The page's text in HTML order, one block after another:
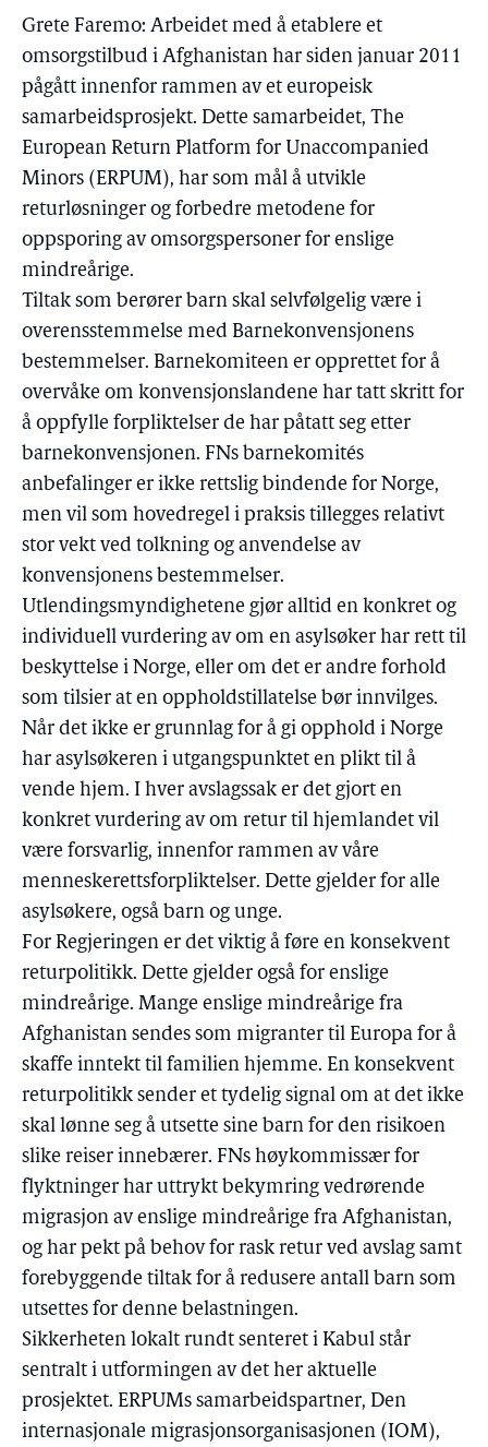
Grete Faremo: Arbeidet med å etablere et
omsorgstilbud i Afghanistan har siden januar 2011
pågått innenfor rammen av et europeisk
samarbeidsprosjekt. Dette samarbeidet, The
European Return Platform for Unaccompanied
Minors (ERPUM), har som mål å utvikle
returløsninger og forbedre metodene for
oppsporing av omsorgspersoner for enslige
mindreårige.
Tiltak som berører barn skal selvfølgelig være i
overensstemmelse med Barnekonvensjonens
bestemmelser. Barnekomiteen er opprettet for å
overvåke om konvensjonslandene har tatt skritt for
å oppfylle forpliktelser de har påtatt seg etter
barnekonvensjonen. FNs barnekomités
anbefalinger er ikke rettslig bindende for Norge,
men vil som hovedregel i praksis tillegges relativt
stor vekt ved tolkning og anvendelse av
konvensjonens bestemmelser.
Utlendingsmyndighetene gjør alltid en konkret og
individuell vurdering av om en asylsøker har rett til
beskyttelse i Norge, eller om det er andre forhold
som tilsier at en oppholdstillatelse bør innvilges.
Når det ikke er grunnlag for å gi opphold i Norge
har asylsøkeren i utgangspunktet en plikt til å
vende hjem. I hver avslagssak er det gjort en
konkret vurdering av om retur til hjemlandet vil
være forsvarlig, innenfor rammen av våre
menneskerettsforpliktelser. Dette gjelder for alle
asylsøkere, også barn og unge.
For Regjeringen er det viktig å føre en konsekvent
returpolitikk. Dette gjelder også for enslige
mindreårige. Mange enslige mindreårige fra
Afghanistan sendes som migranter til Europa for å
skaffe inntekt til familien hjemme. En konsekvent
returpolitikk sender et tydelig signal om at det ikke
skal lønne seg å utsette sine barn for den risikoen
slike reiser innebærer. FNs høykommissær for
flyktninger har uttrykt bekymring vedrørende
migrasjon av enslige mindreårige fra Afghanistan,
og har pekt på behov for rask retur ved avslag samt
forebyggende tiltak for å redusere antall barn som
utsettes for denne belastningen.
Sikkerheten lokalt rundt senteret i Kabul står
sentralt i utformingen av det her aktuelle
prosjektet. ERPUMs samarbeidspartner, Den
internasjonale migrasjonsorganisasjonen (IOM),